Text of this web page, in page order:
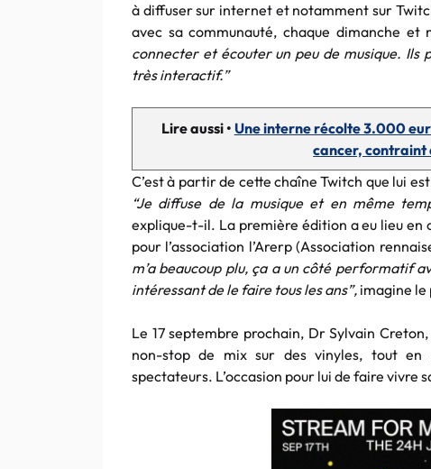
à diffuser sur internet et notamment sur
avec sa communauté, chaque dimanche et
connecter et écouter un peu de musique. Ils
très interactif.”
Lire aussi • Une interne récolte 3.000
cancer, contraint
C’est à partir de cette chaîne Twitch que lui
“Je diffuse de la musique et en même
explique-t-il. La première édition a eu lieu
pour l’association l’Arerp (Association
m’a beaucoup plu, ça a un côté performatif
intéressant de le faire tous les ans”, imagine le
Le 17 septembre prochain, Dr Sylvain
non-stop de mix sur des vinyles, tout en
spectateurs. L’occasion pour lui de faire vivre